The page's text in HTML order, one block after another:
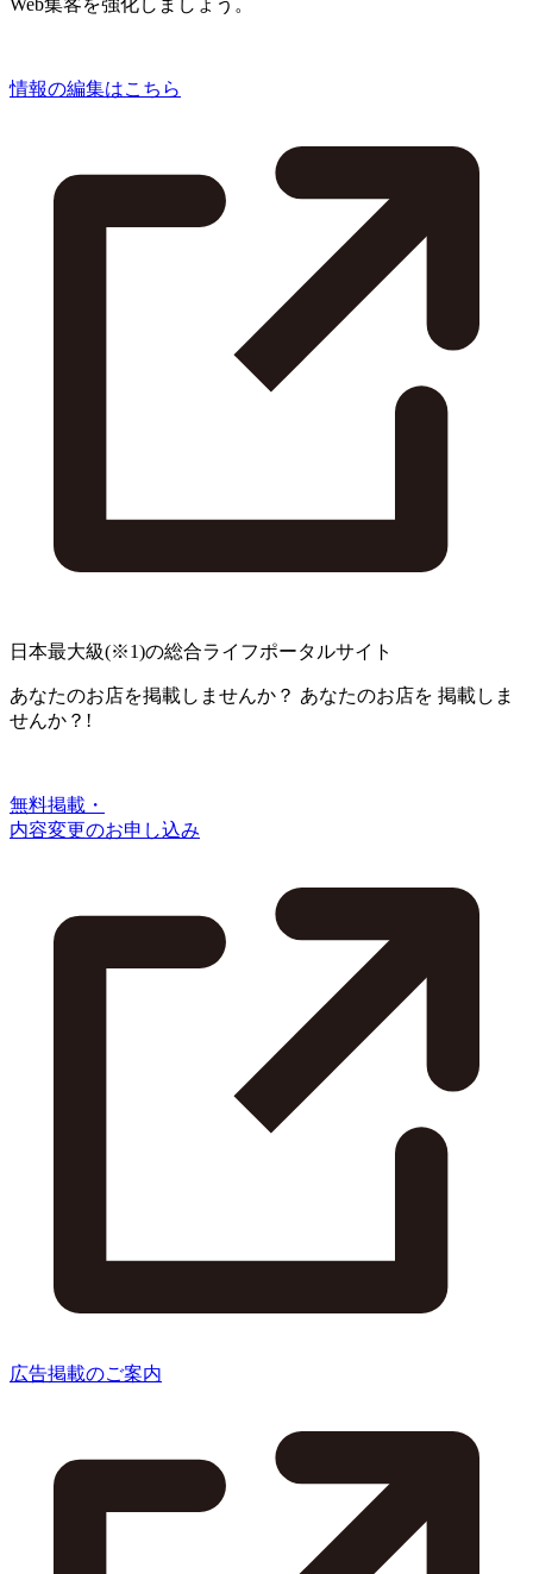
情報の編集はこちら
日本最大級(※1)の総合ライフポータルサイト
あなたのお店を掲載しませんか？ あなたのお店を 掲載しま
せんか？!
無料掲載・
内容変更のお申し込み
広告掲載のご案内